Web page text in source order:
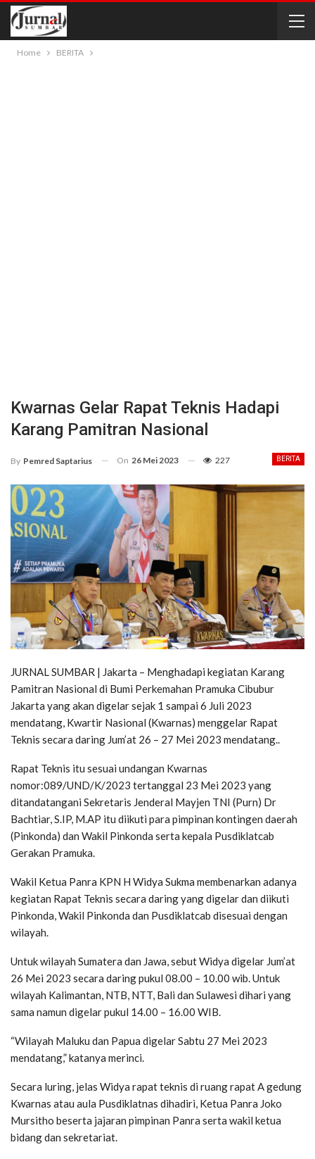
Home BERITA
Kwarnas Gelar Rapat Teknis Hadapi
Karang Pamitran Nasional
BERITA
By Pemred Saptarius On 26 Mei 2023 227
JURNAL SUMBAR | Jakarta – Menghadapi kegiatan Karang
Pamitran Nasional di Bumi Perkemahan Pramuka Cibubur
Jakarta yang akan digelar sejak 1 sampai 6 Juli 2023
mendatang, Kwartir Nasional (Kwarnas) menggelar Rapat
Teknis secara daring Jum’at 26 – 27 Mei 2023 mendatang..
Rapat Teknis itu sesuai undangan Kwarnas
nomor:089/UND/K/2023 tertanggal 23 Mei 2023 yang
ditandatangani Sekretaris Jenderal Mayjen TNI (Purn) Dr
Bachtiar, S.IP, M.AP itu diikuti para pimpinan kontingen daerah
(Pinkonda) dan Wakil Pinkonda serta kepala Pusdiklatcab
Gerakan Pramuka.
Wakil Ketua Panra KPN H Widya Sukma membenarkan adanya
kegiatan Rapat Teknis secara daring yang digelar dan diikuti
Pinkonda, Wakil Pinkonda dan Pusdiklatcab disesuai dengan
wilayah.
Untuk wilayah Sumatera dan Jawa, sebut Widya digelar Jum’at
26 Mei 2023 secara daring pukul 08.00 – 10.00 wib. Untuk
wilayah Kalimantan, NTB, NTT, Bali dan Sulawesi dihari yang
sama namun digelar pukul 14.00 – 16.00 WIB.
“Wilayah Maluku dan Papua digelar Sabtu 27 Mei 2023
mendatang,” katanya merinci.
Secara luring, jelas Widya rapat teknis di ruang rapat A gedung
Kwarnas atau aula Pusdiklatnas dihadiri, Ketua Panra Joko
Mursitho beserta jajaran pimpinan Panra serta wakil ketua
bidang dan sekretariat.